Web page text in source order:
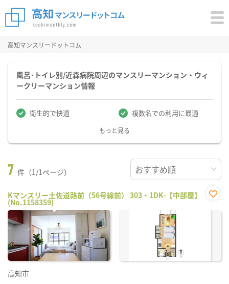
高知マンスリードットコム
風呂･トイレ別/近森病院周辺のマンスリーマンション・ウィ
ークリーマンション情報
衛生的で快適 複数名での利用に最適
もっと見る
7 件（1/1ページ）
Kマンスリー土佐道路前（56号線前） 303・1DK-【中部屋】
(No.1158359)
に入
高知市